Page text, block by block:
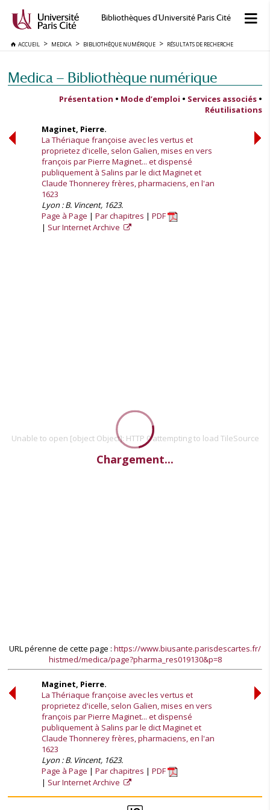
Bibliothèques d'Université Paris Cité
ACCUEIL MEDICA BIBLIOTHÈQUE NUMÉRIQUE RÉSULTATS DE RECHERCHE
Medica — Bibliothèque numérique
Présentation • Mode d’emploi • Services associés •
Réutilisations
Maginet, Pierre.
La Thériaque françoise avec les vertus et
proprietez d'icelle, selon Galien, mises en vers
françois par Pierre Maginet... et dispensé
publiquement à Salins par le dict Maginet et
Claude Thonnerey frères, pharmaciens, en l'an
1623
Lyon : B. Vincent, 1623.
Page à Page
Par chapitres
PDF
Sur Internet Archive
Unable to open [object Object]: HTTP 0 attempting to load TileSource
Chargement...
URL pérenne de cette page : https://www.biusante.parisdescartes.fr/
histmed/medica/page?pharma_res019130&p=8
Maginet, Pierre.
La Thériaque françoise avec les vertus et
proprietez d'icelle, selon Galien, mises en vers
françois par Pierre Maginet... et dispensé
publiquement à Salins par le dict Maginet et
Claude Thonnerey frères, pharmaciens, en l'an
1623
Lyon : B. Vincent, 1623.
Page à Page
Par chapitres
PDF
Sur Internet Archive